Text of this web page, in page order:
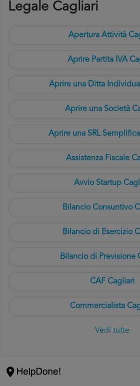
Legale Cagliari
Apertura Attività
Aprire Partita IVA
Aprire una Ditta
Aprire una Società
Aprire una SRL
Assistenza Fiscale
Avvio Startup
Bilancio Consuntivo
Bilancio di Esercizio
Bilancio di Previsione
CAF Cagliari
Commercialista
Vedi tutte